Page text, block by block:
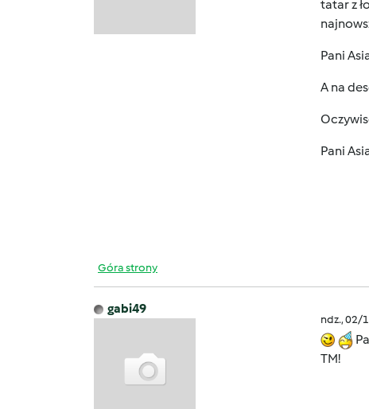
tatar z
Pani
A na
Pani
Góra strony
gabi49
ndz., 02/
TM!